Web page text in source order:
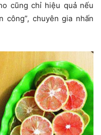
cũng chỉ hiệu quả nếu
chuyên gia nhấn